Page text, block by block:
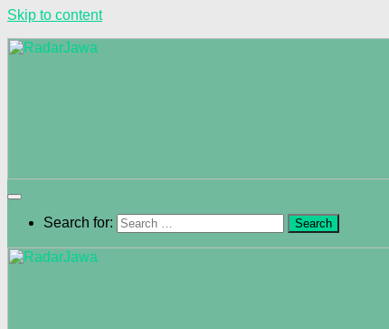
Skip to content
Search for: